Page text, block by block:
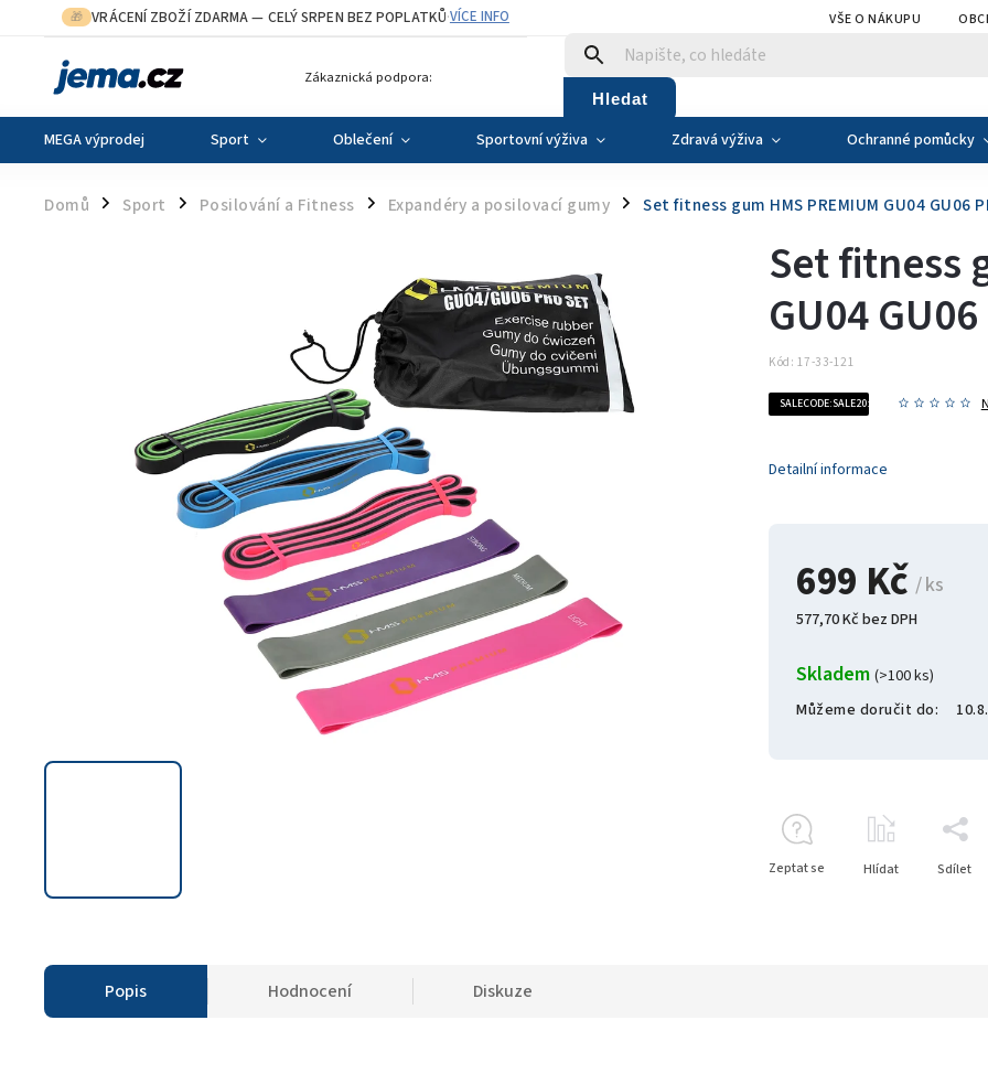
🎁 VRÁCENÍ ZBOŽÍ ZDARMA— CELÝ SRPEN BEZ POPLATKŮ·VÍCE INFO VŠE O NÁKUPU
Zákaznická podpora:
Hledat
MEGA výprodej Sport Oblečení Sportovní výživa Zdravá výživa Ochranné pomůcky
Domů / Sport / Posilování a Fitness / Expandéry a posilovací gumy / Set fitness gum HMS PREMIUM GU04 GU06
699 Kč / ks
577,70 Kč bez DPH
Skladem (>100 ks)
Můžeme doručit do:
Set fitness
GU04
Kód: 17-33-121
SALECODE:SALE20:20:%
Detailní informace
Zeptat se Hlídat Sdílet
Popis Hodnocení Diskuze